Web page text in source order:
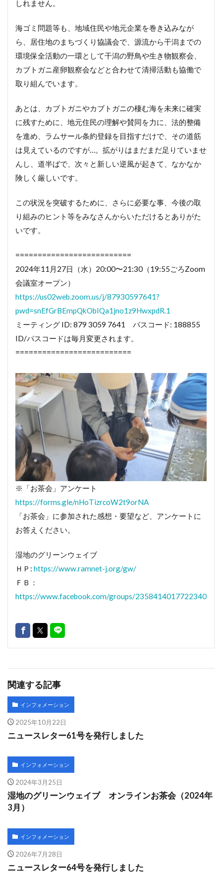
しれません。
海ゴミ問題等も、地域住民や地元企業を巻き込みなが
ら、居住地のまちづくり協議会で、源流から干潟までの
環境保全活動の一環として干潟の野鳥や生き物観察会、
カブトガニ産卵観察会などと合わせて清掃活動も協働で
取り組んでいます。
あとは、カブトガニやカブトガニの棲む海を未来に確実
に残すために、地元住民の理解や賛同を力に、法的整備
を進め、ラムサール条約登録を目指すだけで、その道筋
は見えているのですが…。拡がりはまだまだ足りていませ
んし、道半ばで、次々と新しい逆風が起きて、なかなか
険しく厳しいです。
この状況を突破するために、さらに必要な事、今後の取
り組みのヒント等をみなさんからいただけるとありがた
いです。
==========================
2024年11月27日（水）20:00〜21:30（19:55ごろZoom
会議室オープン）
https://us02web.zoom.us/j/87930597641?
pwd=snEfGrBEmpQkObIQa1jno1z9HwxpdR.1
ミーティング ID: 879 3059 7641 パスコード: 188855
ID/パスコードは毎月変更されます。
==========================
※「お茶会」アンケート
https://forms.gle/nHoTizrcoW2t9orNA
「お茶会」に参加された感想・要望など、アンケートに
お答えください。
湿地のグリーンウェイブ
ＨＰ: https://www.ramnet-j.org/gw/
ＦＢ：
https://www.facebook.com/groups/2358414017722340
関連する記事
インフォメーション
2025年10月22日
ニュースレター61号を発行しました
インフォメーション
2024年3月25日
湿地のグリーンウェイブ オンラインお茶会（2024年
3月）
インフォメーション
2026年7月28日
ニュースレター64号を発行しました